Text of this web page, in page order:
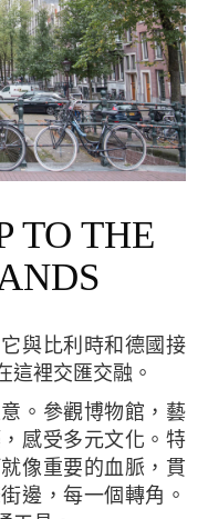
這裡交匯交融。
感受多元文化。特
像重要的血脈，貫
邊，每一個轉角。